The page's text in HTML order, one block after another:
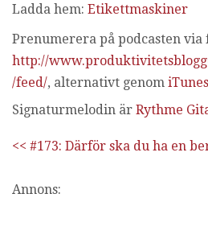
Ladda hem: Etikettmaskiner
Prenumerera på podcasten via
http://
/feed/, alternativt genom iTunes
Signaturmelodin är Rythme
<< #173: Därför ska du ha en
Annons: